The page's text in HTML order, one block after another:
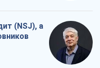
(NSJ), а